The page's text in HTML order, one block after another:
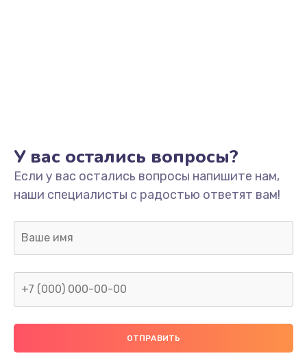
У вас остались вопросы?
Если у вас остались вопросы напишите нам,
наши специалисты с радостью ответят вам!